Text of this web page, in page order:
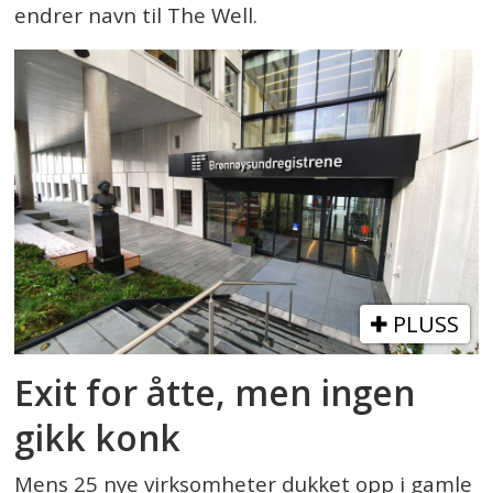
endrer navn til The Well.
PLUSS
Exit for åtte, men ingen
gikk konk
Mens 25 nye virksomheter dukket opp i gamle